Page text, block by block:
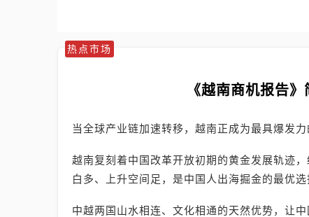
热点市场
《越南商机报告》
当全球产业链加速转移，越南正成为最具爆发力
越南复刻着中国改革开放初期的黄金发展轨迹
白多、上升空间足，是中国人出海掘金的最优选
中越两国山水相连、文化相通的天然优势，让